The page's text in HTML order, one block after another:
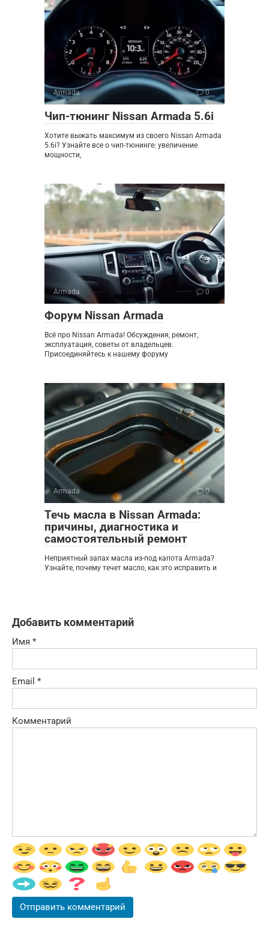
Armada 0
Чип-тюнинг Nissan Armada 5.6i
Хотите выжать максимум из своего Nissan Armada
5.6i? Узнайте все о чип-тюнинге: увеличение
мощности,
Armada 0
Форум Nissan Armada
Всё про Nissan Armada! Обсуждения, ремонт,
эксплуатация, советы от владельцев.
Присоединяйтесь к нашему форуму
Armada 0
Течь масла в Nissan Armada:
причины, диагностика и
самостоятельный ремонт
Неприятный запах масла из-под капота Armada?
Узнайте, почему течет масло, как это исправить и
Добавить комментарий
Имя *
Email *
Комментарий